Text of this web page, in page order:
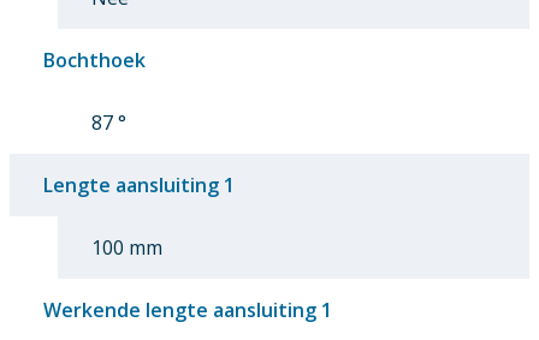
Bochthoek
87 °
Lengte aansluiting 1
100 mm
Werkende lengte aansluiting 1